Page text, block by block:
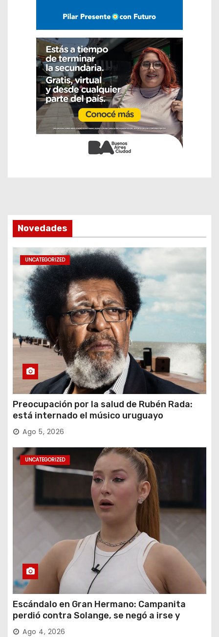
Novedades
UNCATEGORIZED
Preocupación por la salud de Rubén Rada:
está internado el músico uruguayo
Ago 5, 2026
UNCATEGORIZED
Escándalo en Gran Hermano: Campanita
perdió contra Solange, se negó a irse y
desafió al Big
Ago 4, 2026